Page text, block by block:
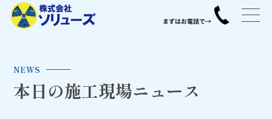
NEWS
本日の施工現場ニュース